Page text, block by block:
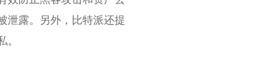
泄露。另外，比特派还提